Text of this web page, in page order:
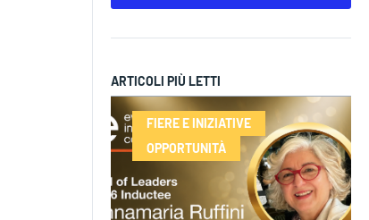
ARTICOLI PIÙ LETTI
FIERE E INIZIATIVE
OPPORTUNITÀ